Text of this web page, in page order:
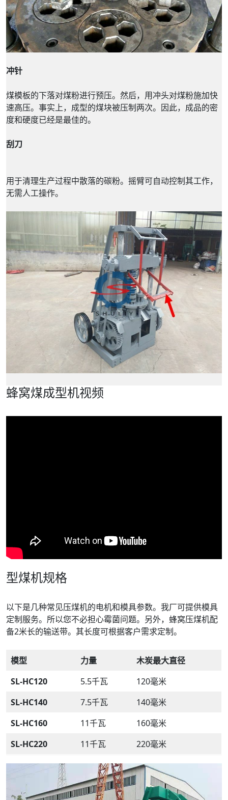
冲针
煤模板的下落对煤粉进行预压。然后，用冲头对煤粉施加快
速高压。事实上，成型的煤块被压制两次。因此，成品的密
度和硬度已经是最佳的。
刮刀
用于清理生产过程中散落的碳粉。摇臂可自动控制其工作，
无需人工操作。
蜂窝煤成型机视频
型煤机规格
以下是几种常见压煤机的电机和模具参数。我厂可提供模具
定制服务。所以您不必担心霉菌问题。另外，蜂窝压煤机配
备2米长的输送带。其长度可根据客户需求定制。
模型 力量
木炭最大直径
SL-HC120
5.5千瓦
120毫米
SL-HC140
7.5千瓦
140毫米
SL-HC160
11千瓦
160毫米
SL-HC220
11千瓦 220毫米